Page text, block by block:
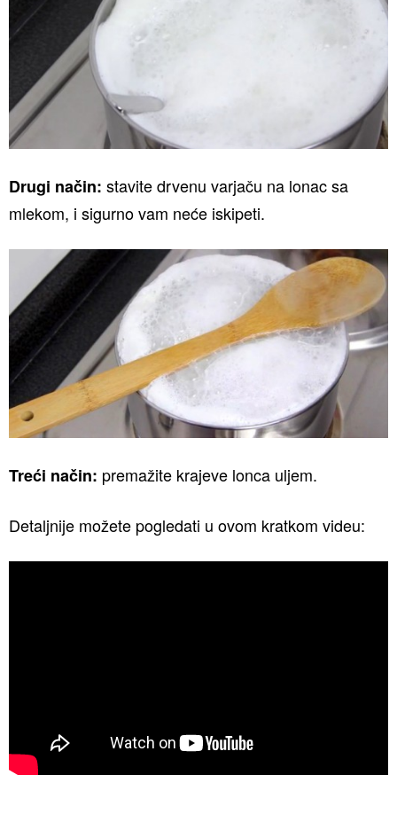
Drugi način: stavite drvenu varjaču na lonac sa
mlekom, i sigurno vam neće iskipeti.
Treći način: premažite krajeve lonca uljem.
Detaljnije možete pogledati u ovom kratkom videu: